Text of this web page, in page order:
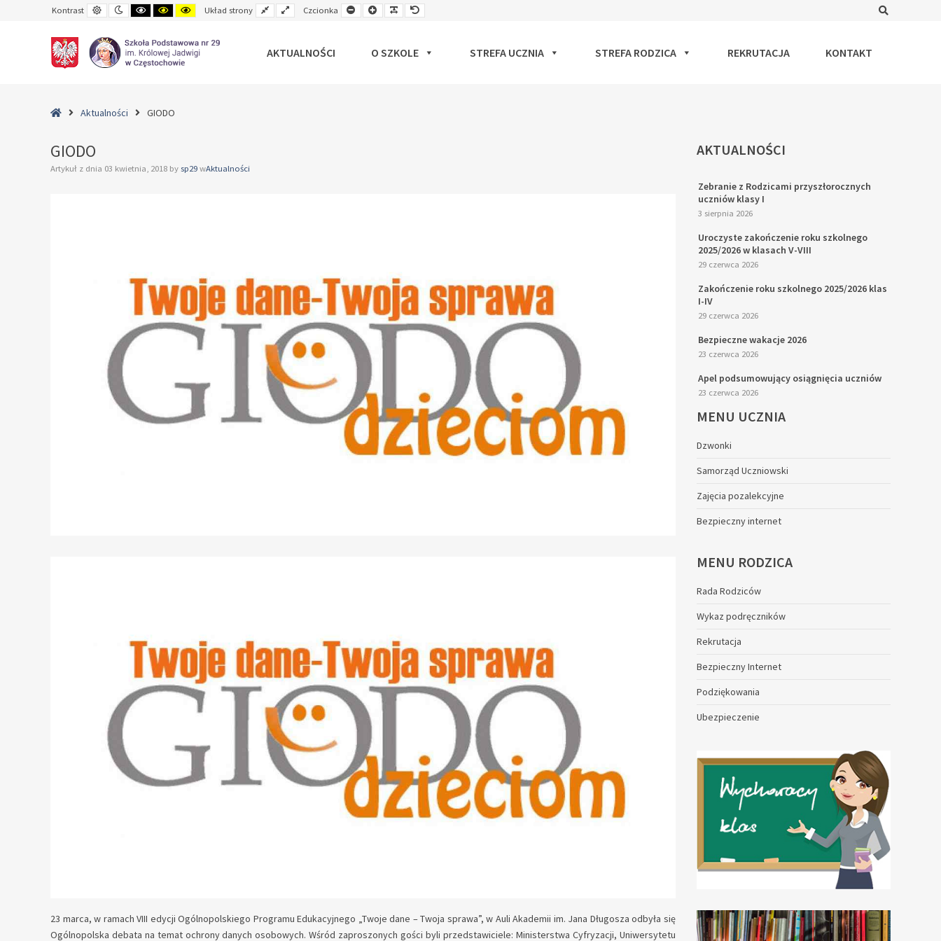
Kontrast
Default
contrast
Night
contrast
Black
and
Black
and
Yellow
and
Układ strony
Fixed
layout
Wide
layout
Czcionka
Smaller
Font
Larger
Font
Readable
Font
Default
Font
AKTUALNOŚCI O SZKOLE STREFA UCZNIA STREFA RODZICA REKRUTACJA KONTAKT
HomeAktualności GIODO
GIODO
Artykuł z dnia 03 kwietnia, 2018 by sp29 wAktualności
23 marca, w ramach VIII edycji Ogólnopolskiego Programu Edukacyjnego „Twoje dane – Twoja sprawa”, w Auli Akademii im. Jana Długosza odbyła się
Ogólnopolska debata na temat ochrony danych osobowych. Wśród zaproszonych gości byli przedstawiciele: Ministerstwa Cyfryzacji, Uniwersytetu
AKTUALNOŚCI
Zebranie z Rodzicami przyszłorocznych
uczniów klasy I
3 sierpnia 2026
Uroczyste zakończenie roku szkolnego
2025/2026 w klasach V-VIII
29 czerwca 2026
Zakończenie roku szkolnego 2025/2026 klas
I-IV
29 czerwca 2026
Bezpieczne wakacje 2026
23 czerwca 2026
Apel podsumowujący osiągnięcia uczniów
23 czerwca 2026
MENU UCZNIA
Dzwonki
Samorząd Uczniowski
Zajęcia pozalekcyjne
Bezpieczny internet
MENU RODZICA
Rada Rodziców
Wykaz podręczników
Rekrutacja
Bezpieczny Internet
Podziękowania
Ubezpieczenie